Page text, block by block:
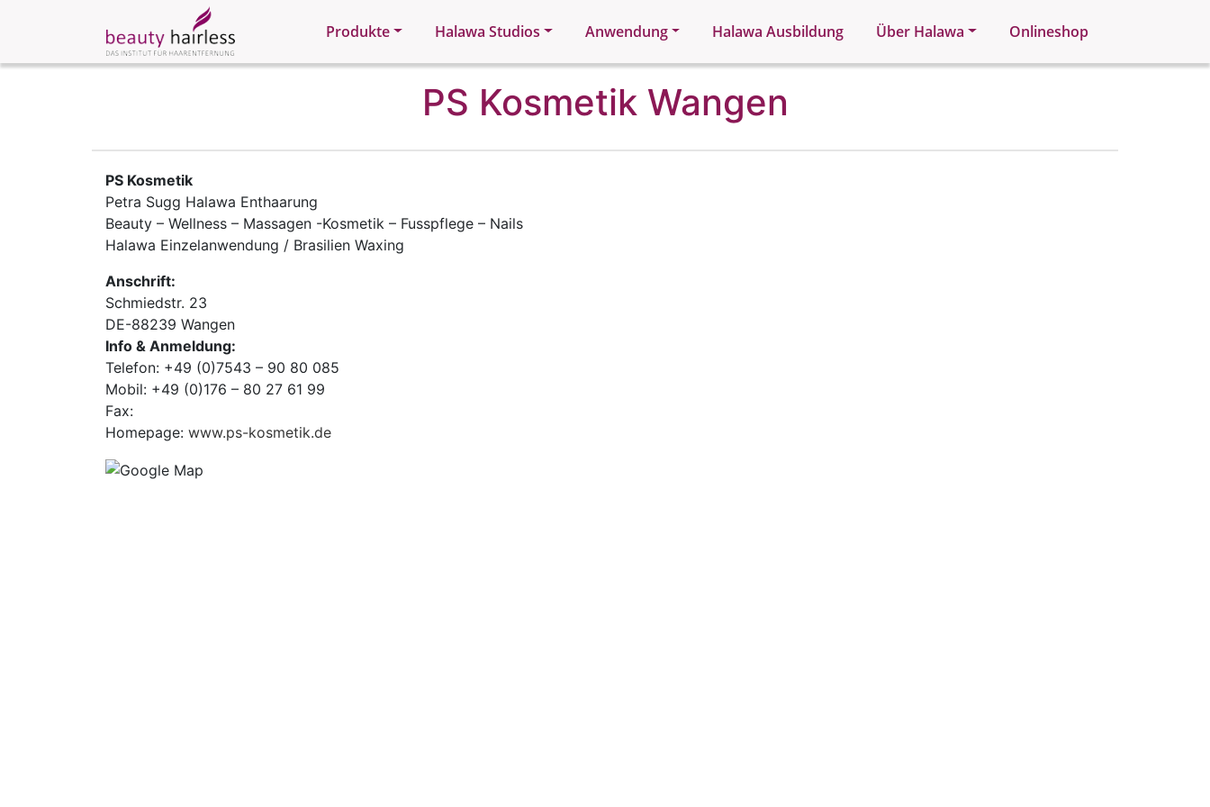
Produkte Halawa Studios Anwendung Halawa Ausbildung Über Halawa Onlineshop
PS Kosmetik Wangen
PS Kosmetik
Petra Sugg Halawa Enthaarung
Beauty – Wellness – Massagen -Kosmetik – Fusspflege – Nails
Halawa Einzelanwendung / Brasilien Waxing
Anschrift:
Schmiedstr. 23
DE-88239 Wangen
Info & Anmeldung:
Telefon: +49 (0)7543 – 90 80 085
Mobil: +49 (0)176 – 80 27 61 99
Fax:
Homepage: www.ps-kosmetik.de